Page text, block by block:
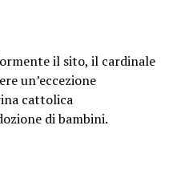
il sito, il cardinale
un’eccezione
cattolica
di bambini.